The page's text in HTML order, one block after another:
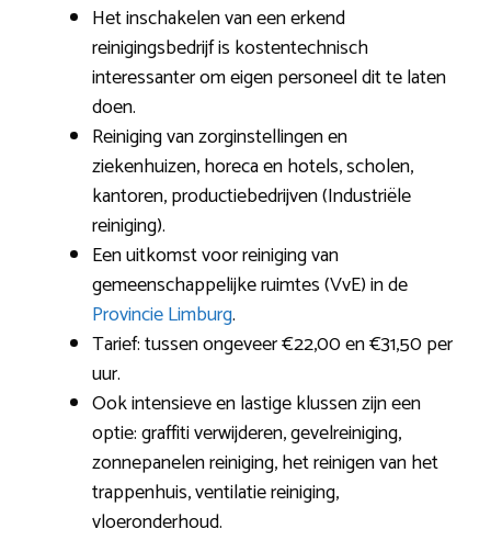
Het inschakelen van een erkend
reinigingsbedrijf is kostentechnisch
interessanter om eigen personeel dit te laten
doen.
Reiniging van zorginstellingen en
ziekenhuizen, horeca en hotels, scholen,
kantoren, productiebedrijven (Industriële
reiniging).
Een uitkomst voor reiniging van
gemeenschappelijke ruimtes (VvE) in de
Provincie Limburg.
Tarief: tussen ongeveer €22,00 en €31,50 per
uur.
Ook intensieve en lastige klussen zijn een
optie: graffiti verwijderen, gevelreiniging,
zonnepanelen reiniging, het reinigen van het
trappenhuis, ventilatie reiniging,
vloeronderhoud.